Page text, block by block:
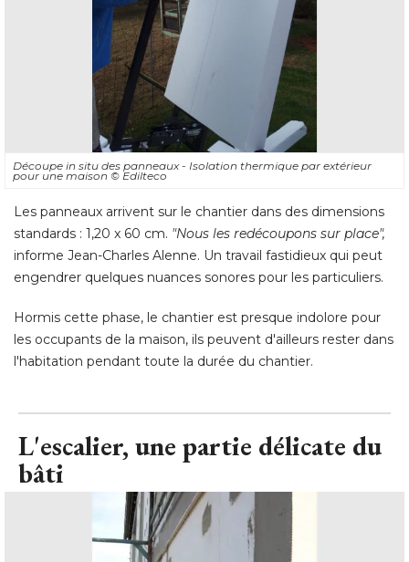
Découpe in situ des panneaux - Isolation thermique par extérieur
pour une maison © Edilteco
Les panneaux arrivent sur le chantier dans des dimensions
standards : 1,20 x 60 cm. "Nous les redécoupons sur place",
informe Jean-Charles Alenne. Un travail fastidieux qui peut
engendrer quelques nuances sonores pour les particuliers.
Hormis cette phase, le chantier est presque indolore pour
les occupants de la maison, ils peuvent d'ailleurs rester dans
l'habitation pendant toute la durée du chantier.
L'escalier, une partie délicate du
bâti